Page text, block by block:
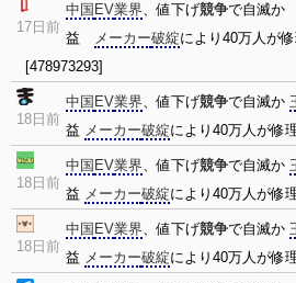
17日前
中国 EV業界、値下げ競争で自滅か
益
メーカー破綻により40万人が
[478973293]
18日前
中国 EV業界、値下げ競争で自滅か
益 メーカー破綻により40万人が修
18日前
中国 EV業界、値下げ競争で自滅か
益 メーカー破綻により40万人が修
18日前
中国 EV業界、値下げ競争で自滅か
益 メーカー破綻により40万人が修